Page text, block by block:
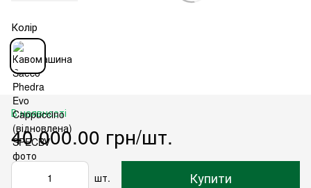
Колір
В наявності
40 000.00 грн/шт.
шт. Купити